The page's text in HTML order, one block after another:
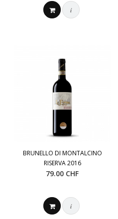
i
BRUNELLO DI MONTALCINO
RISERVA 2016
79.00 CHF
i